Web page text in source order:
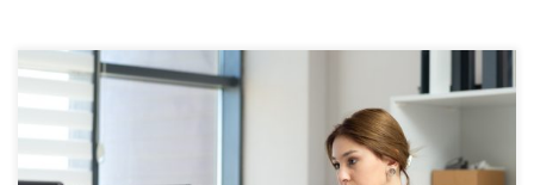
El Modelo 660 de la Junta de Andalucía es la declaración
de datos comunes de una herencia. Constituye el trámite